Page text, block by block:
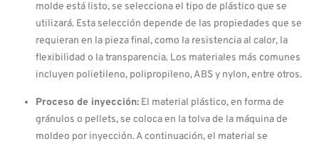
molde está listo, se selecciona el tipo de plástico que se
utilizará. Esta selección depende de las propiedades que se
requieran en la pieza final, como la resistencia al calor, la
flexibilidad o la transparencia. Los materiales más comunes
incluyen polietileno, polipropileno, ABS y nylon, entre otros.
Proceso de inyección:El material plástico, en forma de
gránulos o pellets, se coloca en la tolva de la máquina de
moldeo por inyección. A continuación, el material se